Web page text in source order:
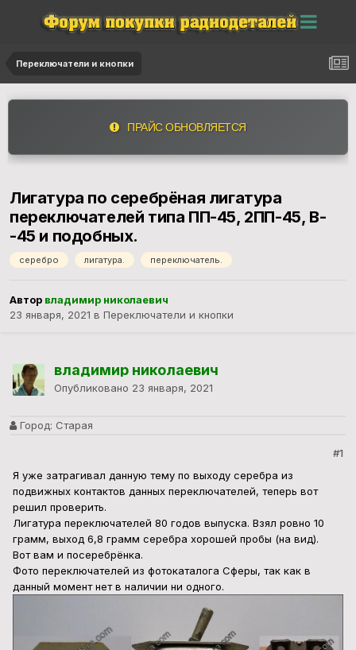
Переключатели и кнопки
ПРАЙС ОБНОВЛЯЕТСЯ
Лигатура по серебрёная лигатура
переключателей типа ПП-45, 2ПП-45, В-
-45 и подобных.
серебро лигатура. переключатель.
Автор владимир николаевич
23 января, 2021 в Переключатели и кнопки
владимир николаевич
Опубликовано 23 января, 2021
Город: Старая
#1
Я уже затрагивал данную тему по выходу серебра из
подвижных контактов данных переключателей, теперь вот
решил проверить.
Лигатура переключателей 80 годов выпуска. Взял ровно 10
грамм, выход 6,8 грамм серебра хорошей пробы (на вид).
Вот вам и посеребрёнка.
Фото переключателей из фотокаталога Сферы, так как в
данный момент нет в наличии ни одного.